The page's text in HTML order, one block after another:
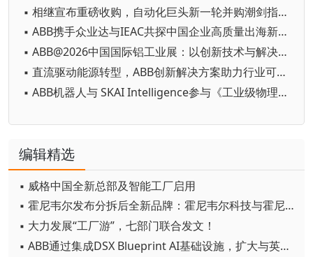
▪ 相继宣布重磅收购，自动化巨头新一轮并购潮剑指何方？
▪ ABB携手众业达与IEAC共探中国企业高质量出海新路径
▪ ABB@2026中国国际铝工业展：以创新技术与解决方案赋能铝行业高质量发展
▪ 直流驱动能源转型，ABB创新解决方案助力行业可持续发展
▪ ABB机器人与 SKAI Intelligence参与《工业级物理AI赋能高精密制造》白皮书中文版发布仪式
编辑精选
▪ 威格中国全新总部及智能工厂启用
▪ 霍尼韦尔发布分拆后全新品牌：霍尼韦尔科技与霍尼韦尔航空航天
▪ 大力发展“工厂游”，七部门联合发文！
▪ ABB通过集成DSX Blueprint AI基础设施，扩大与英伟达的合作